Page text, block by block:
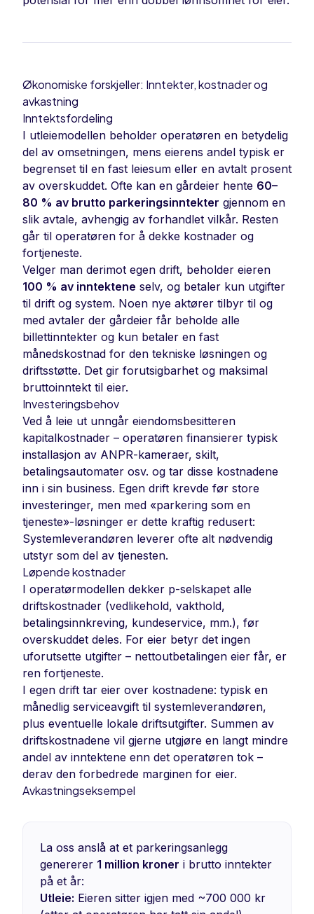
Økonomiske forskjeller: Inntekter, kostnader og
avkastning
Inntektsfordeling
I utleiemodellen beholder operatøren en betydelig
del av omsetningen, mens eierens andel typisk er
begrenset til en fast leiesum eller en avtalt prosent
av overskuddet. Ofte kan en gårdeier hente 60–
80 % av brutto parkeringsinntekter gjennom en
slik avtale, avhengig av forhandlet vilkår. Resten
går til operatøren for å dekke kostnader og
fortjeneste.
Velger man derimot egen drift, beholder eieren
100 % av inntektene selv, og betaler kun utgifter
til drift og system. Noen nye aktører tilbyr til og
med avtaler der gårdeier får beholde alle
billettinntekter og kun betaler en fast
månedskostnad for den tekniske løsningen og
driftsstøtte. Det gir forutsigbarhet og maksimal
bruttoinntekt til eier.
Investeringsbehov
Ved å leie ut unngår eiendomsbesitteren
kapitalkostnader – operatøren finansierer typisk
installasjon av ANPR-kameraer, skilt,
betalingsautomater osv. og tar disse kostnadene
inn i sin business. Egen drift krevde før store
investeringer, men med «parkering som en
tjeneste»-løsninger er dette kraftig redusert:
Systemleverandøren leverer ofte alt nødvendig
utstyr som del av tjenesten.
Løpende kostnader
I operatørmodellen dekker p-selskapet alle
driftskostnader (vedlikehold, vakthold,
betalingsinnkreving, kundeservice, mm.), før
overskuddet deles. For eier betyr det ingen
uforutsette utgifter – nettoutbetalingen eier får, er
ren fortjeneste.
I egen drift tar eier over kostnadene: typisk en
månedlig serviceavgift til systemleverandøren,
plus eventuelle lokale driftsutgifter. Summen av
driftskostnadene vil gjerne utgjøre en langt mindre
andel av inntektene enn det operatøren tok –
derav den forbedrede marginen for eier.
Avkastningseksempel
La oss anslå at et parkeringsanlegg
genererer 1 million kroner i brutto inntekter
på et år:
Utleie: Eieren sitter igjen med ~700 000 kr